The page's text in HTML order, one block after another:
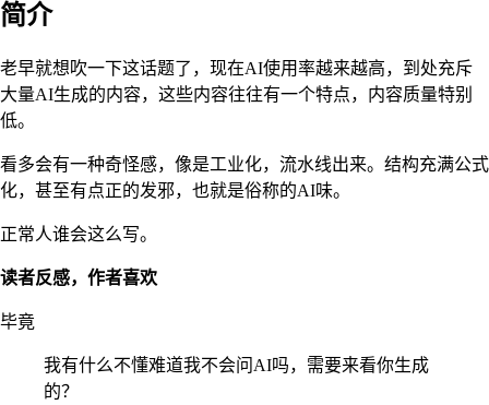
简介
老早就想吹一下这话题了，现在AI使用率越来越高，到处充斥
大量AI生成的内容，这些内容往往有一个特点，内容质量特别
低。
看多会有一种奇怪感，像是工业化，流水线出来。结构充满公式
化，甚至有点正的发邪，也就是俗称的AI味。
正常人谁会这么写。
读者反感，作者喜欢
毕竟
我有什么不懂难道我不会问AI吗，需要来看你生成
的？